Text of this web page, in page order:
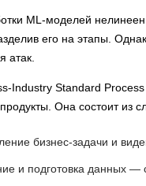
ML-моделей
его на этапы.
атак.
Industry Standard
Она состоит из
бизнес-задачи и
и подготовка данных —